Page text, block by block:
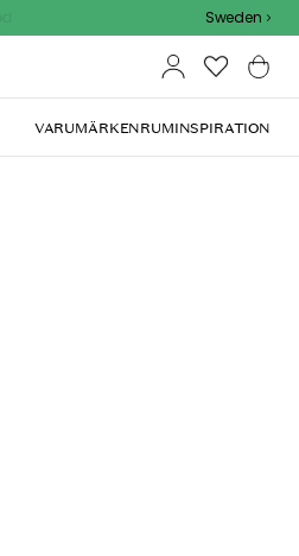
Sweden
VARUMÄRKENRUMINSPIRATION